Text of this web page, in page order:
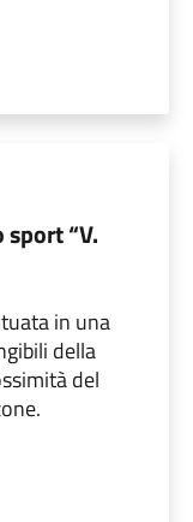
“V.
in una
della
del